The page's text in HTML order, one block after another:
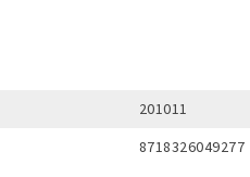
201011
8718326049277